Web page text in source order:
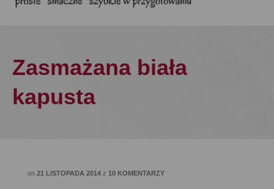
Zasmażana biała
kapusta
on 21 LISTOPADA 2014 z 10 KOMENTARZY